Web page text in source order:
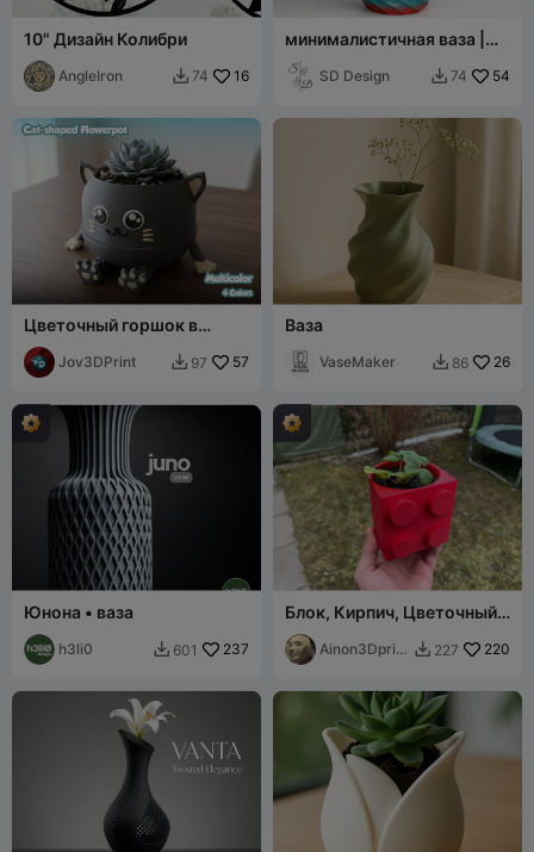
10" Дизайн Колибри
AngleIron  74 16
минималистичная ваза |
SD Design  74 54
Цветочный горшок в
форме кошки -
Многоцветный - Гибкие
лапки
Jov3DPrint  97 57
Ваза
VaseMaker  86 26
Юнона • ваза
h3li0  601 237
Блок, Кирпич, Цветочный
горшок LEGO, Ваза
Ainon3Dprint  227 220